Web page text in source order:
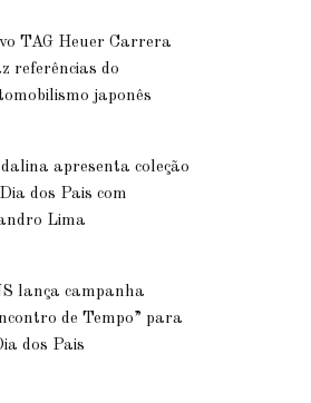
TAG Heuer Carrera
referências do
japonês
apresenta coleção
dos Pais com
Lima
lança campanha
de Tempo” para
dos Pais